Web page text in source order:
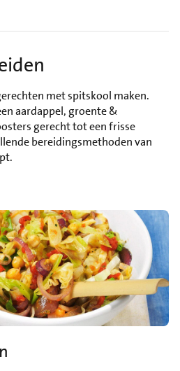
met spitskool maken.
aardappel, groente &
gerecht tot een frisse
bereidingsmethoden van